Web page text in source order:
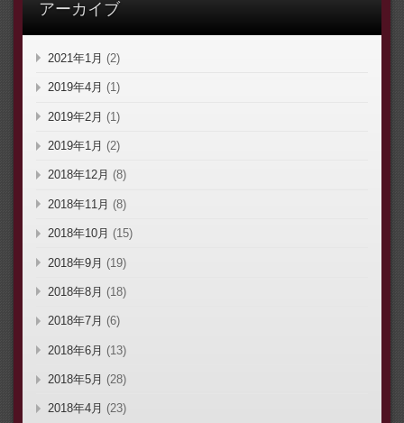
アーカイブ
2021年1月 (2)
2019年4月 (1)
2019年2月 (1)
2019年1月 (2)
2018年12月 (8)
2018年11月 (8)
2018年10月 (15)
2018年9月 (19)
2018年8月 (18)
2018年7月 (6)
2018年6月 (13)
2018年5月 (28)
2018年4月 (23)